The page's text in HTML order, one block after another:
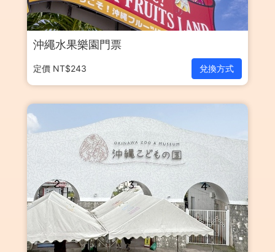
沖繩水果樂園門票
定價 NT$243 兌換方式